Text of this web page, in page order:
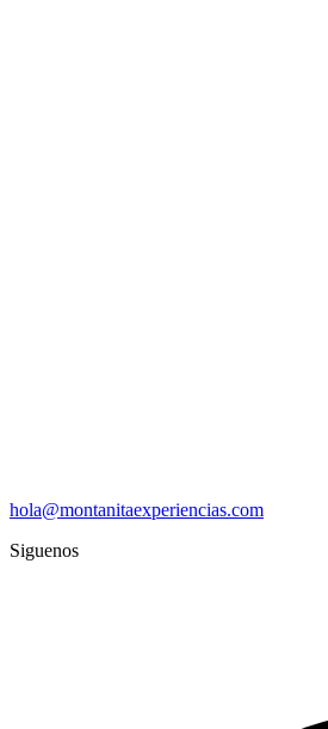
hola@montanitaexperiencias.com
Siguenos